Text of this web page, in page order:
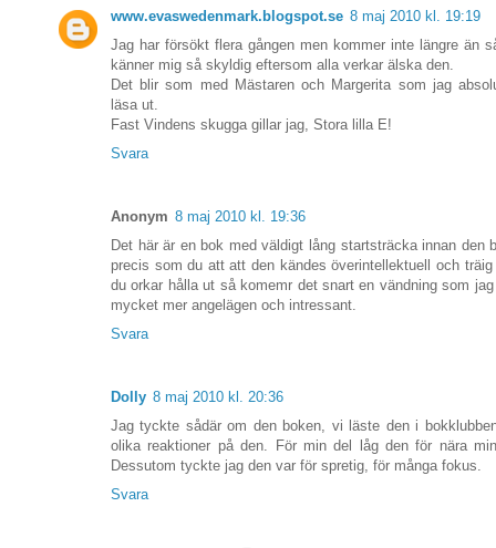
www.evaswedenmark.blogspot.se 8 maj 2010 kl. 19:19
Jag har försökt flera gången men kommer inte längre än
känner mig så skyldig eftersom alla verkar älska den.
Det blir som med Mästaren och Margerita som jag
läsa ut.
Fast Vindens skugga gillar jag, Stora lilla E!
Svara
Anonym 8 maj 2010 kl. 19:36
Det här är en bok med väldigt lång startsträcka innan den
precis som du att att den kändes överintellektuell och
du orkar hålla ut så komemr det snart en vändning som
mycket mer angelägen och intressant.
Svara
Dolly 8 maj 2010 kl. 20:36
Jag tyckte sådär om den boken, vi läste den i
olika reaktioner på den. För min del låg den för nära
Dessutom tyckte jag den var för spretig, för många fokus.
Svara